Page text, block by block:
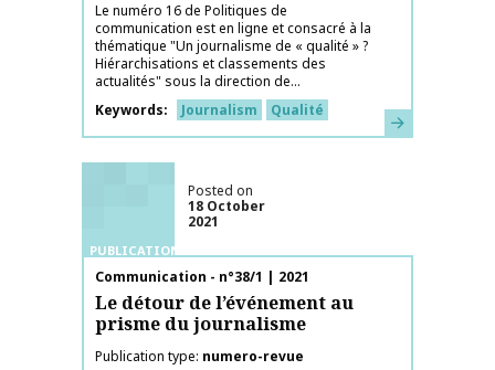
Le numéro 16 de Politiques de
communication est en ligne et consacré à la
thématique "Un journalisme de « qualité » ?
Hiérarchisations et classements des
actualités" sous la direction de...
Keywords
Journalism Qualité Learn more
PUBLICATIONS
Posted on
18 October
2021
Publication name
Communication - n°38/1 | 2021
Le détour de l’événement au
prisme du journalisme
Publication type numero-revue